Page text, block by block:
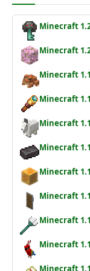
Minecraft
Minecraft
Minecraft
Minecraft
Minecraft
Minecraft
Minecraft
Minecraft
Minecraft
Minecraft
Minecraft